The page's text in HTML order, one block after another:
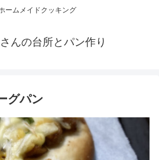
ームメイドクッキング
んの台所とパン作り
グパン